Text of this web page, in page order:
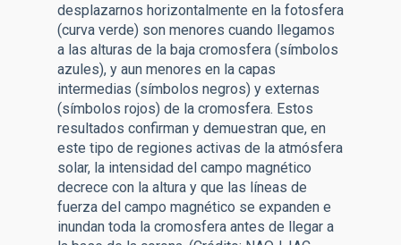
desplazarnos horizontalmente en la fotosfera
(curva verde) son menores cuando llegamos
a las alturas de la baja cromosfera (símbolos
azules), y aun menores en la capas
intermedias (símbolos negros) y externas
(símbolos rojos) de la cromosfera. Estos
resultados confirman y demuestran que, en
este tipo de regiones activas de la atmósfera
solar, la intensidad del campo magnético
decrece con la altura y que las líneas de
fuerza del campo magnético se expanden e
inundan toda la cromosfera antes de llegar a